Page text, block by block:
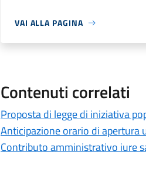
VAI ALLA PAGINA
Contenuti correlati
Proposta di legge di iniziativa
Anticipazione orario di apertura
Contributo amministrativo iure